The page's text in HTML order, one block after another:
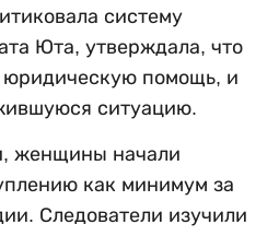
систему
Юта, утверждала, что
юридическую помощь, и
ситуацию.
женщины начали
как минимум за
Следователи изучили